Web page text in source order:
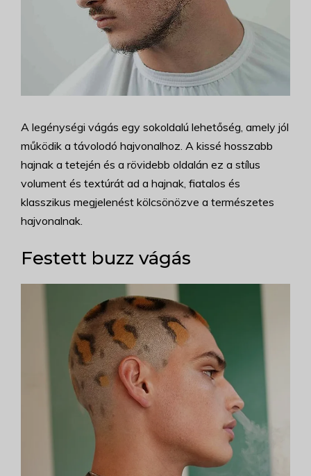
A legénységi vágás egy sokoldalú lehetőség, amely jól
működik a távolodó hajvonalhoz. A kissé hosszabb
hajnak a tetején és a rövidebb oldalán ez a stílus
volument és textúrát ad a hajnak, fiatalos és
klasszikus megjelenést kölcsönözve a természetes
hajvonalnak.
Festett buzz vágás